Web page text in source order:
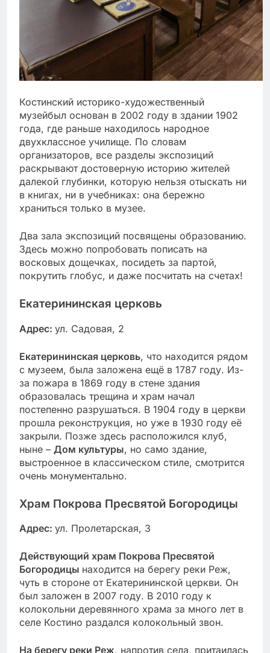
Костинский историко-художественный
музейбыл основан в 2002 году в здании 1902
года, где раньше находилось народное
двухклассное училище. По словам
организаторов, все разделы экспозиций
раскрывают достоверную историю жителей
далекой глубинки, которую нельзя отыскать ни
в книгах, ни в учебниках: она бережно
храниться только в музее.
Два зала экспозиций посвящены образованию.
Здесь можно попробовать пописать на
восковых дощечках, посидеть за партой,
покрутить глобус, и даже посчитать на счетах!
Екатерининская церковь
Адрес: ул. Садовая, 2
Екатерининская церковь, что находится рядом
с музеем, была заложена ещё в 1787 году. Из-
за пожара в 1869 году в стене здания
образовалась трещина и храм начал
постепенно разрушаться. В 1904 году в церкви
прошла реконструкция, но уже в 1930 году её
закрыли. Позже здесь расположился клуб,
ныне – Дом культуры, но само здание,
выстроенное в классическом стиле, смотрится
очень монументально.
Храм Покрова Пресвятой Богородицы
Адрес: ул. Пролетарская, 3
Действующий храм Покрова Пресвятой
Богородицы находится на берегу реки Реж,
чуть в стороне от Екатерининской церкви. Он
был заложен в 2007 году. В 2010 году к
колокольни деревянного храма за много лет в
селе Костино раздался колокольный звон.
На берегу реки Реж, напротив села, притаилась